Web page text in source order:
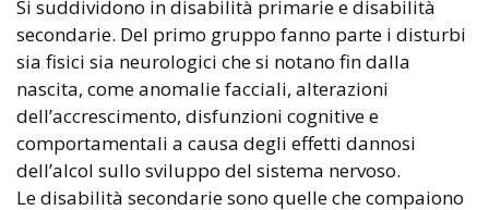
Si suddividono in disabilità primarie e disabilità
secondarie. Del primo gruppo fanno parte i disturbi
sia fisici sia neurologici che si notano fin dalla
nascita, come anomalie facciali, alterazioni
dell’accrescimento, disfunzioni cognitive e
comportamentali a causa degli effetti dannosi
dell’alcol sullo sviluppo del sistema nervoso.
Le disabilità secondarie sono quelle che compaiono